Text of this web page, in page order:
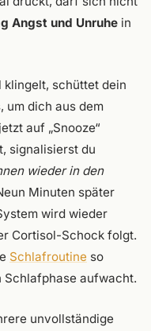
Angst und Unruhe in
klingelt, schüttet dein
um dich aus dem
auf „Snooze“
signalisierst du
wieder in den
Minuten später
wird wieder
Cortisol-Schock folgt.
Schlafroutine so
Schlafphase aufwacht.
unvollständige